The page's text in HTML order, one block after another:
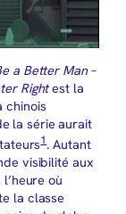
a Better Man–
Rightest la
chinois
la série aurait
1. Autant
visibilité aux
où
la classe